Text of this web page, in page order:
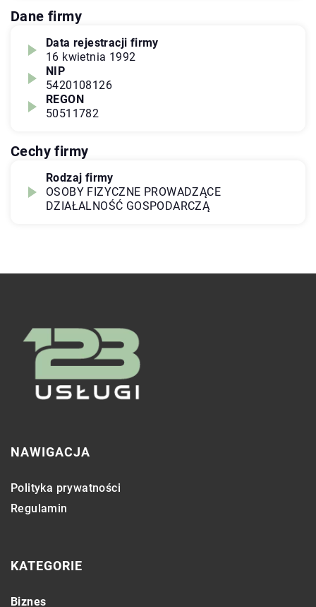
Dane firmy
Data rejestracji firmy
16 kwietnia 1992
NIP
5420108126
REGON
50511782
Cechy firmy
Rodzaj firmy
OSOBY FIZYCZNE PROWADZĄCE
DZIAŁALNOŚĆ GOSPODARCZĄ
NAWIGACJA
Polityka prywatności
Regulamin
KATEGORIE
Biznes